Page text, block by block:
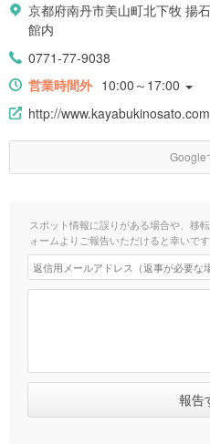
京都府南丹市美山町北下牧 揚
館内
0771-77-9038
営業時間外 10:00～17:00
http://
Google
スポット情報に誤りがある場合や、移
ォームよりご報告いただけると幸いです